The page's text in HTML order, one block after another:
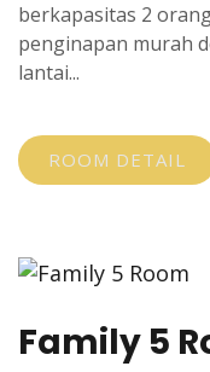
berkapasitas 2
penginapan murah
lantai...
ROOM DETAIL
Family 5